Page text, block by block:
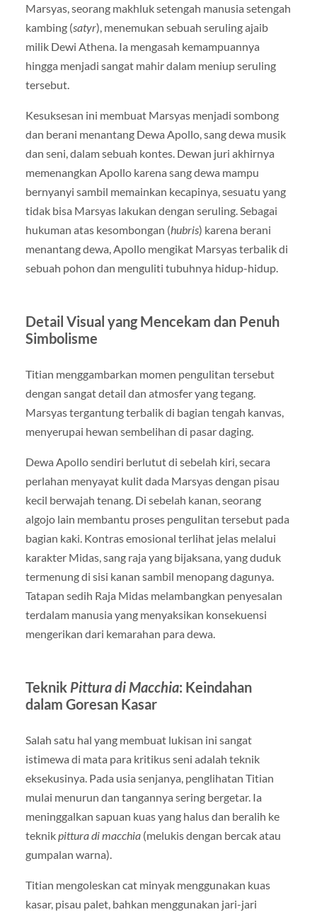
Marsyas, seorang makhluk setengah manusia setengah
kambing (satyr), menemukan sebuah seruling ajaib
milik Dewi Athena. Ia mengasah kemampuannya
hingga menjadi sangat mahir dalam meniup seruling
tersebut.
Kesuksesan ini membuat Marsyas menjadi sombong
dan berani menantang Dewa Apollo, sang dewa musik
dan seni, dalam sebuah kontes. Dewan juri akhirnya
memenangkan Apollo karena sang dewa mampu
bernyanyi sambil memainkan kecapinya, sesuatu yang
tidak bisa Marsyas lakukan dengan seruling. Sebagai
hukuman atas kesombongan (hubris) karena berani
menantang dewa, Apollo mengikat Marsyas terbalik di
sebuah pohon dan menguliti tubuhnya hidup-hidup.
Detail Visual yang Mencekam dan Penuh
Simbolisme
Titian menggambarkan momen pengulitan tersebut
dengan sangat detail dan atmosfer yang tegang.
Marsyas tergantung terbalik di bagian tengah kanvas,
menyerupai hewan sembelihan di pasar daging.
Dewa Apollo sendiri berlutut di sebelah kiri, secara
perlahan menyayat kulit dada Marsyas dengan pisau
kecil berwajah tenang. Di sebelah kanan, seorang
algojo lain membantu proses pengulitan tersebut pada
bagian kaki. Kontras emosional terlihat jelas melalui
karakter Midas, sang raja yang bijaksana, yang duduk
termenung di sisi kanan sambil menopang dagunya.
Tatapan sedih Raja Midas melambangkan penyesalan
terdalam manusia yang menyaksikan konsekuensi
mengerikan dari kemarahan para dewa.
Teknik Pittura di Macchia: Keindahan
dalam Goresan Kasar
Salah satu hal yang membuat lukisan ini sangat
istimewa di mata para kritikus seni adalah teknik
eksekusinya. Pada usia senjanya, penglihatan Titian
mulai menurun dan tangannya sering bergetar. Ia
meninggalkan sapuan kuas yang halus dan beralih ke
teknikpittura di macchia(melukis dengan bercak atau
gumpalan warna).
Titian mengoleskan cat minyak menggunakan kuas
kasar, pisau palet, bahkan menggunakan jari-jari